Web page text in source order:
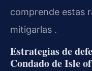
comprende estas
mitigarlas .
Estrategias de
Condado de Isle